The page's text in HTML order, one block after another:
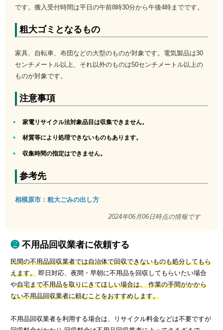
です。搬入受付時間は平日の午前8時30分から午後4時までです。
粗大ゴミとなるもの
家具、自転車、布団などの大型のものが対象です。電気製品は30
センチメートル以上、それ以外のものは50センチメートル以上の
ものが対象です。
注意事項
家電リサイクル法対象品目は収集できません。
材質等により処理できないものもあります。
収集時間の指定はできません。
参考先
相模原市：粗大ごみの出し方
2024年06月06日時点の情報です
不用品回収業者に依頼する
民間の不用品回収業者では自治体で回収できないものも処分してもら
えます。即日対応、夜間・早朝に不用品を回収してもらいたい場合
や自宅まで不用品を取りにきてほしい場合は、 作業の手間がかから
ない不用品回収業者に頼むことをおすすめします。
不用品回収業者を利用する場合は、リサイクル料金などは不要ですが